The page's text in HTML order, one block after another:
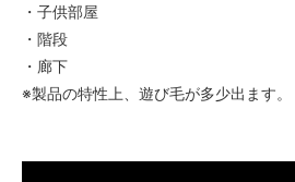
・子供部屋
・階段
・廊下
※製品の特性上、遊び毛が多少出ます。